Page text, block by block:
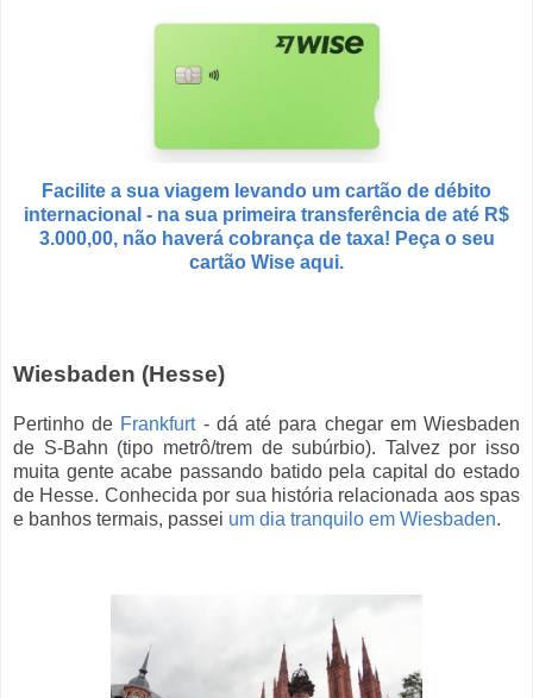
Facilite a sua viagem levando um cartão de débito
internacional - na sua primeira transferência de até R$
3.000,00, não haverá cobrança de taxa! Peça o seu
cartão Wise aqui.
Wiesbaden (Hesse)
Pertinho de Frankfurt- dá até para chegar em Wiesbaden
de S-Bahn (tipo metrô/trem de subúrbio). Talvez por isso
muita gente acabe passando batido pela capital do estado
de Hesse. Conhecida por sua história relacionada aos spas
e banhos termais, passei um dia tranquilo em Wiesbaden.